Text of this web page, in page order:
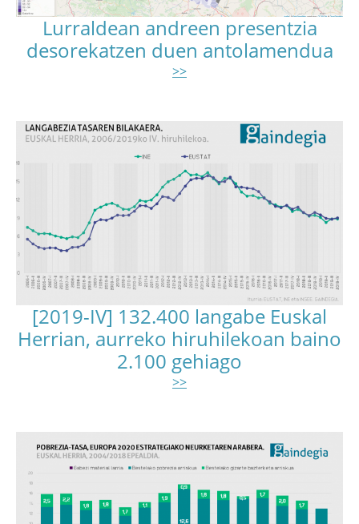
Lurraldean andreen presentzia
desorekatzen duen antolamendua
>>
[2019-IV] 132.400 langabe Euskal
Herrian, aurreko hiruhilekoan baino
2.100 gehiago
>>